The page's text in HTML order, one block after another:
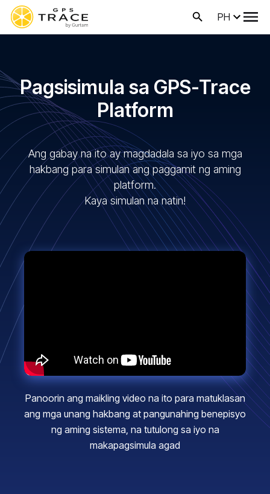
PH
Pagsisimula sa GPS-Trace
Platform
Ang gabay na ito ay magdadala sa iyo sa mga
hakbang para simulan ang paggamit ng aming
platform.
Kaya simulan na natin!
Panoorin ang maikling video na ito para matuklasan
ang mga unang hakbang at pangunahing benepisyo
ng aming sistema, na tutulong sa iyo na
makapagsimula agad